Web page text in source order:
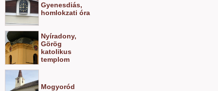
Gyenesdiás,
homlokzati óra
Nyíradony,
Görög
katolikus
templom
Mogyoród